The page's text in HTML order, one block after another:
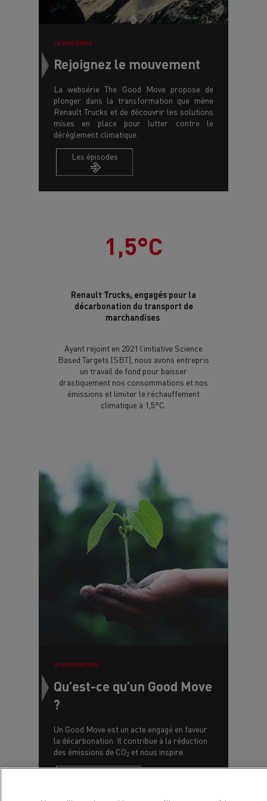
LA WEBSÉRIE
Rejoignez le mouvement
La websérie The Good Move propose de
plonger dans la transformation que mène
Renault Trucks et de découvrir les solutions
mises en place pour lutter contre le
dérèglement climatique.
1,5°C
Renault Trucks, engagés pour la
décarbonation du transport de
marchandises
Ayant rejoint en 2021 l’initiative Science
Based Targets (SBT), nous avons entrepris
un travail de fond pour baisser
drastiquement nos consommations et nos
émissions et limiter le réchauffement
climatique à 1,5°C.
30 GOOD MOVES
Qu’est-ce qu’un Good Move
?
Un Good Move est un acte engagé en faveur
la décarbonation. Il contribue à la réduction
des émissions de CO2 et nous inspire.